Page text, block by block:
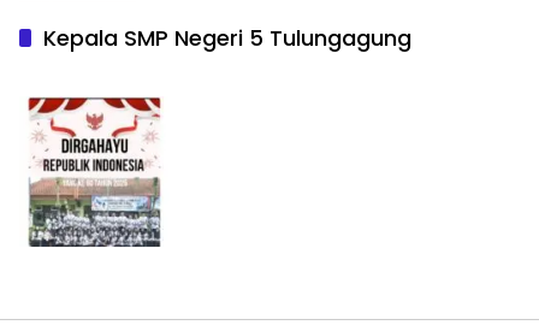
Kepala SMP Negeri 5 Tulungagung